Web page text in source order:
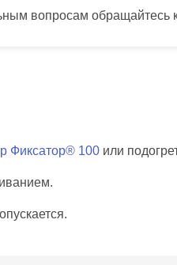
вопросам обращайтесь
Фиксатор® 100 или